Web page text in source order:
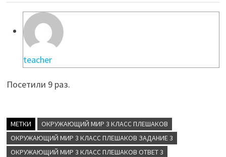
teacher
Посетили 9 раз.
МЕТКИ
ОКРУЖАЮЩИЙ МИР 3 КЛАСС ПЛЕШАКОВ
ОКРУЖАЮЩИЙ МИР 3 КЛАСС ПЛЕШАКОВ ЗАДАНИЕ 3
ОКРУЖАЮЩИЙ МИР 3 КЛАСС ПЛЕШАКОВ ОТВЕТ 3